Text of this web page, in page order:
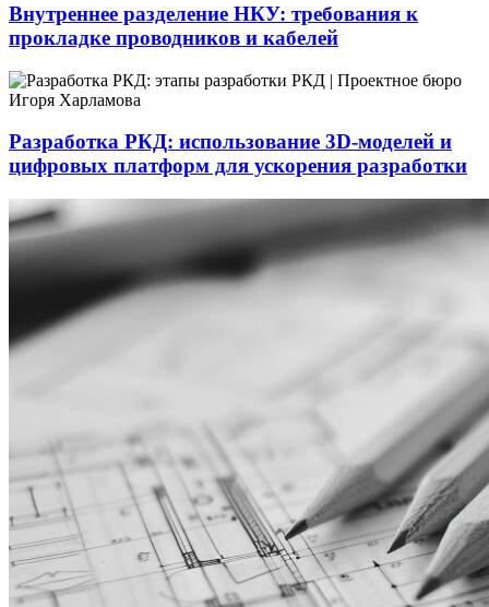
Внутреннее разделение НКУ: требования к
прокладке проводников и кабелей
Разработка РКД: использование 3D-моделей и
цифровых платформ для ускорения разработки